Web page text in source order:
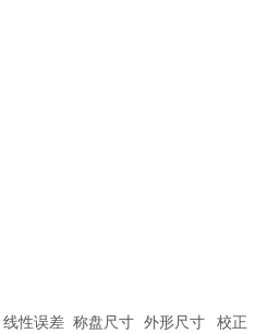
线性误差 称盘尺寸 外形尺寸
校正